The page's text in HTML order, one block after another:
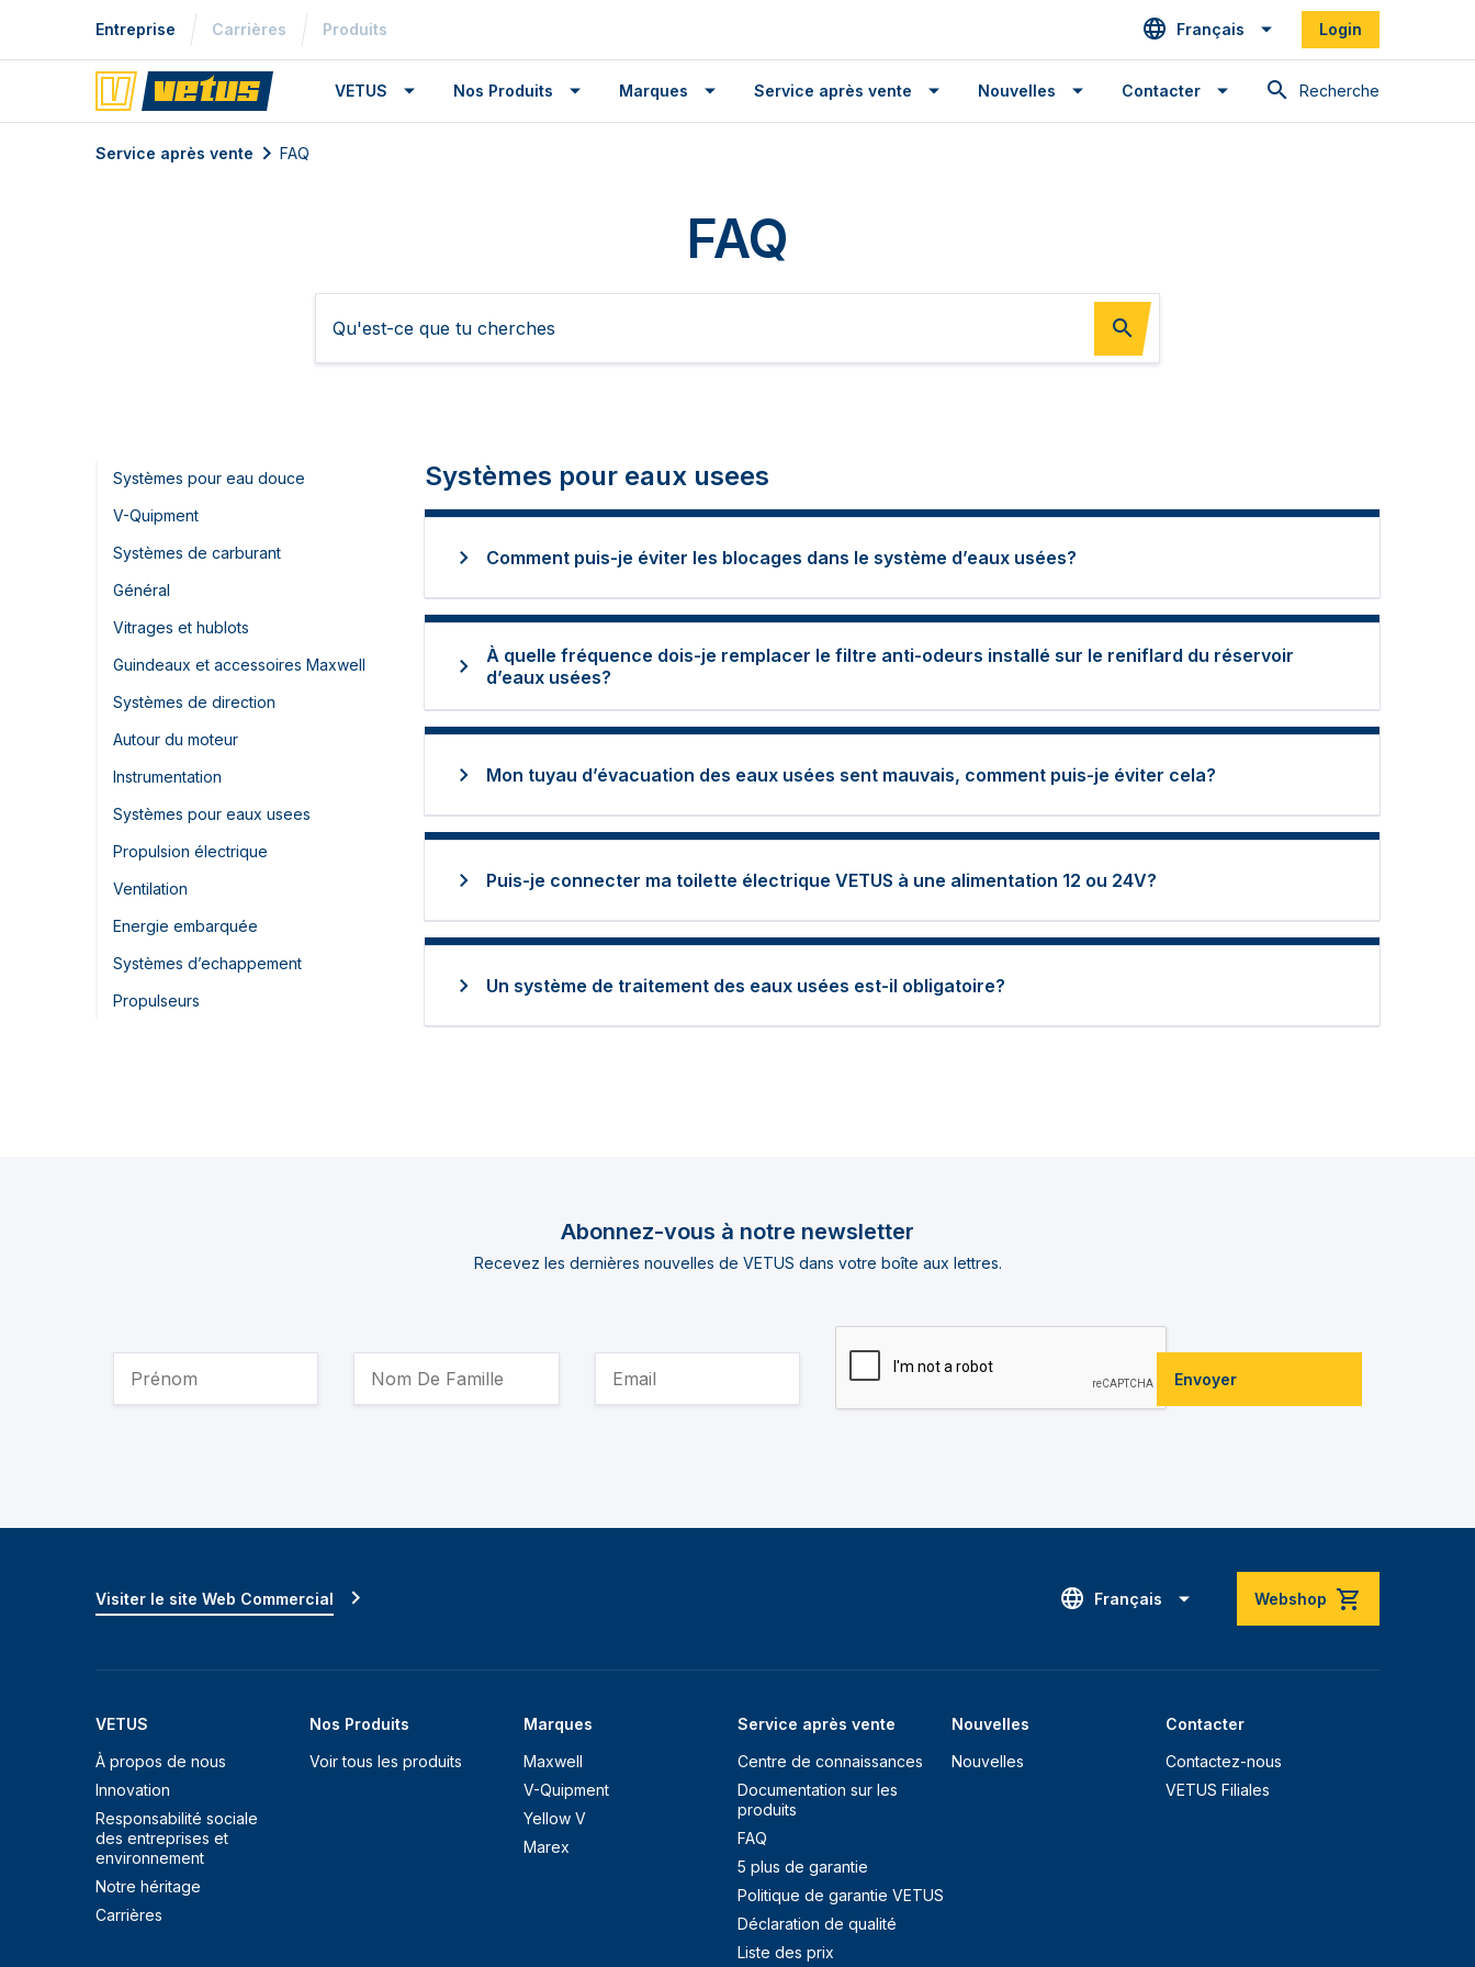
Entreprise Carrières Produits Français Login
Recherche
VETUS Nos Produits Marques Service après vente Nouvelles Contacter
Service après vente FAQ
FAQ
Systèmes pour eau douce
V-Quipment
Systèmes de carburant
Général
Vitrages et hublots
Guindeaux et accessoires Maxwell
Systèmes de direction
Autour du moteur
Instrumentation
Systèmes pour eaux usees
Propulsion électrique
Ventilation
Energie embarquée
Systèmes d’echappement
Propulseurs
Systèmes pour eaux usees
Comment puis-je éviter les blocages dans le système d’eaux usées?
À quelle fréquence dois-je remplacer le filtre anti-odeurs installé sur le reniflard du réservoir
d’eaux usées?
Mon tuyau d’évacuation des eaux usées sent mauvais, comment puis-je éviter cela?
Puis-je connecter ma toilette électrique VETUS à une alimentation 12 ou 24V?
Un système de traitement des eaux usées est-il obligatoire?
Abonnez-vous à notre newsletter
Recevez les dernières nouvelles de VETUS dans votre boîte aux lettres.
Envoyer
Français Webshop
VETUS
À propos de nous
Innovation
Responsabilité sociale
des entreprises et
environnement
Notre héritage
Carrières
Nos Produits
Voir tous les produits
Marques
Maxwell
V-Quipment
Yellow V
Marex
Service après vente
Centre de connaissances
Documentation sur les
produits
FAQ
5 plus de garantie
Politique de garantie VETUS
Déclaration de qualité
Liste des prix
Nouvelles
Nouvelles
Contacter
Contactez-nous
VETUS Filiales
Visiter le site Web Commercial